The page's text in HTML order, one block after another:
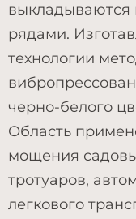
выкладываются
рядами.
технологии
черно-белого
Область
мощения
тротуаров,
легкового